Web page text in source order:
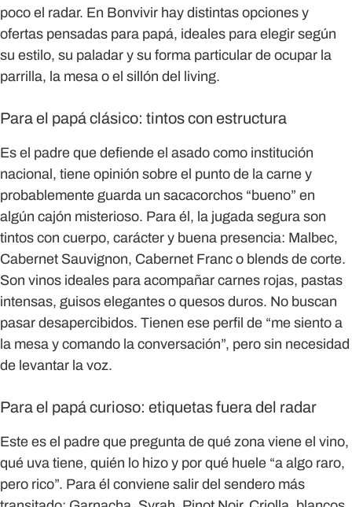
poco el radar. En Bonvivir hay distintas opciones y
ofertas pensadas para papá, ideales para elegir según
su estilo, su paladar y su forma particular de ocupar la
parrilla, la mesa o el sillón del living.
Para el papá clásico: tintos con estructura
Es el padre que defiende el asado como institución
nacional, tiene opinión sobre el punto de la carne y
probablemente guarda un sacacorchos “bueno” en
algún cajón misterioso. Para él, la jugada segura son
tintos con cuerpo, carácter y buena presencia: Malbec,
Cabernet Sauvignon, Cabernet Franc o blends de corte.
Son vinos ideales para acompañar carnes rojas, pastas
intensas, guisos elegantes o quesos duros. No buscan
pasar desapercibidos. Tienen ese perfil de “me siento a
la mesa y comando la conversación”, pero sin necesidad
de levantar la voz.
Para el papá curioso: etiquetas fuera del radar
Este es el padre que pregunta de qué zona viene el vino,
qué uva tiene, quién lo hizo y por qué huele “a algo raro,
pero rico”. Para él conviene salir del sendero más